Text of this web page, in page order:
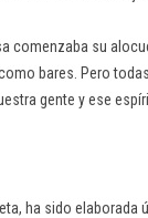
comenzaba su
bares. Pero
gente y ese
ha sido